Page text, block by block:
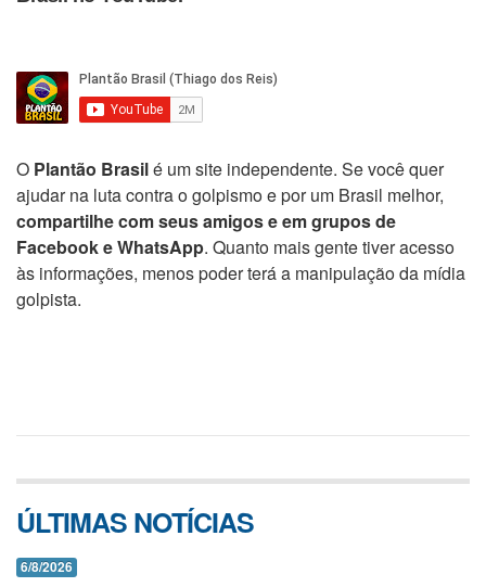
O Plantão Brasilé um site independente. Se você quer
ajudar na luta contra o golpismo e por um Brasil melhor,
compartilhe com seus amigos e em grupos de
Facebook e WhatsApp. Quanto mais gente tiver acesso
às informações, menos poder terá a manipulação da mídia
golpista.
ÚLTIMAS NOTÍCIAS
6/8/2026